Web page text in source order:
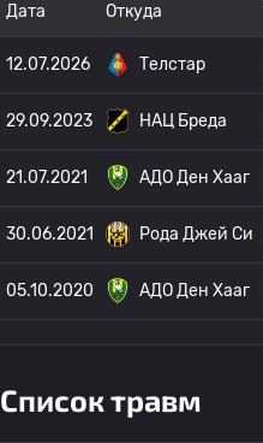
Дата Откуда
12.07.2026 Телстар
29.09.2023 НАЦ Бреда
21.07.2021 АДО Ден Хааг
30.06.2021 Рода Джей Си
05.10.2020 АДО Ден Хааг
Список травм